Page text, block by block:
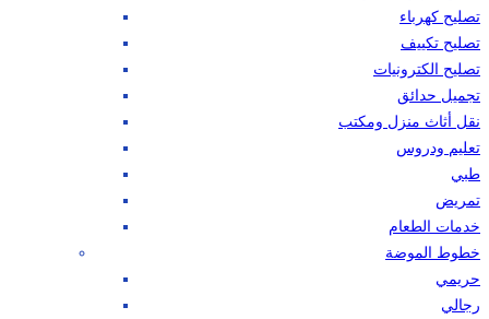
تصليح كهرباء
تصليح تكييف
تصليح الكترونيات
تجميل حدائق
نقل أثاث منزل ومكتب
تعليم ودروس
طبي
تمريض
خدمات الطعام
خطوط الموضة
حريمي
رجالي